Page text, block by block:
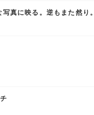
真に映る。逆もまた然り。